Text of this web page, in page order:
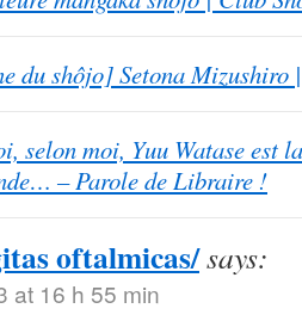
du shôjo] Setona Mizushiro
selon moi, Yuu Watase est
– Parole de Libraire !
oftalmicas/says:
at 16 h 55 min